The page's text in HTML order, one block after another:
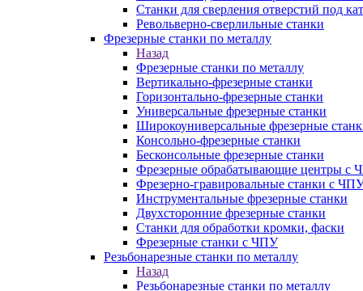
Станки для сверления отверстий под
Револьверно-сверлильные станки
Фрезерные станки по металлу
Назад
Фрезерные станки по металлу
Вертикально-фрезерные станки
Горизонтально-фрезерные станки
Универсальные фрезерные станки
Широкоуниверсальные фрезерные
Консольно-фрезерные станки
Бесконсольные фрезерные станки
Фрезерные обрабатывающие центры с
Фрезерно-гравировальные станки с
Инструментальные фрезерные станки
Двухсторонние фрезерные станки
Станки для обработки кромки, фаски
Фрезерные станки с ЧПУ
Резьбонарезные станки по металлу
Назад
Резьбонарезные станки по металлу